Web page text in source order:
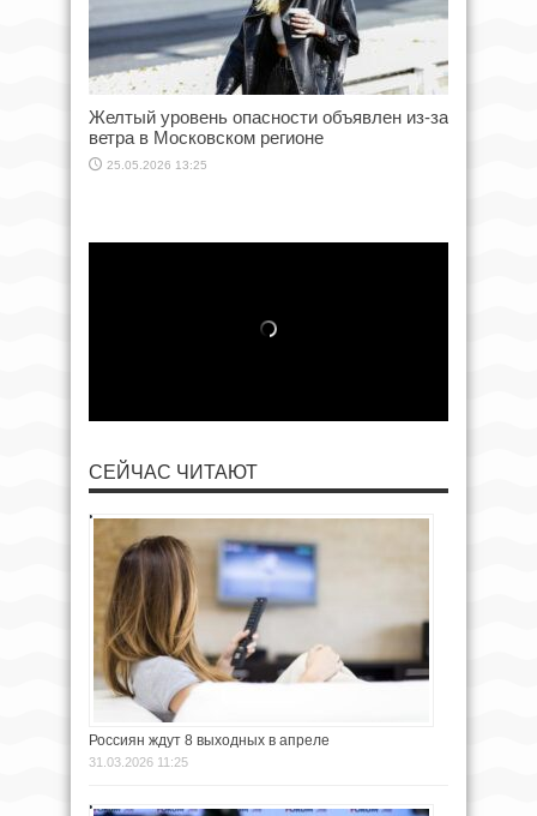
Желтый уровень опасности объявлен из-за
ветра в Московском регионе
25.05.2026 13:25
СЕЙЧАС ЧИТАЮТ
Россиян ждут 8 выходных в апреле
31.03.2026 11:25